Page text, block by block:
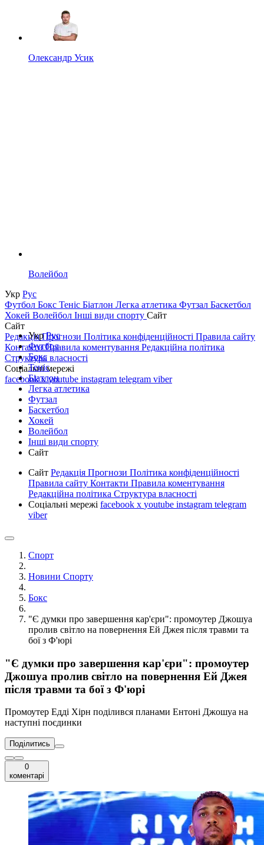
Олександр Усик
Волейбол
Укр Рус
Футбол Бокс Теніс Біатлон Легка атлетика Футзал Баскетбол
Хокей Волейбол Інші види спорту Сайт
Сайт
РедакціяПрогнози Політика конфіденційності Правила сайту
КонтактиПравила коментування Редакційна політика
Структура власності
Соціальні мережі
facebookxyoutube instagram telegram viber
УкрРус
Футбол
Бокс
Теніс
Біатлон
Легка атлетика
Футзал
Баскетбол
Хокей
Волейбол
Інші види спорту
Сайт
Сайт Редакція Прогнози Політика конфіденційності
Правила сайту Контакти Правила коментування
Редакційна політика Структура власності
Соціальні мережі facebook x youtube instagram telegram
viber
Спорт
Новини Спорту
Бокс
"Є думки про завершення кар'єри": промоутер Джошуа
пролив світло на повернення Ей Джея після травми та
бої з Ф'юрі
"Є думки про завершення кар'єри": промоутер
Джошуа пролив світло на повернення Ей Джея
після травми та бої з Ф'юрі
Промоутер Едді Хірн поділився планами Ентоні Джошуа на
наступні поєдинки
Поділитись
0
коментарі